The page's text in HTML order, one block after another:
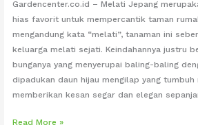
Gardencenter.co.id – Melati Jepang
hias favorit untuk mempercantik taman
mengandung kata “melati”, tanaman ini
keluarga melati sejati. Keindahannya justru
bunganya yang menyerupai baling-baling
dipadukan daun hijau mengilap yang tumbuh
memberikan kesan segar dan elegan
Melati
Read More »